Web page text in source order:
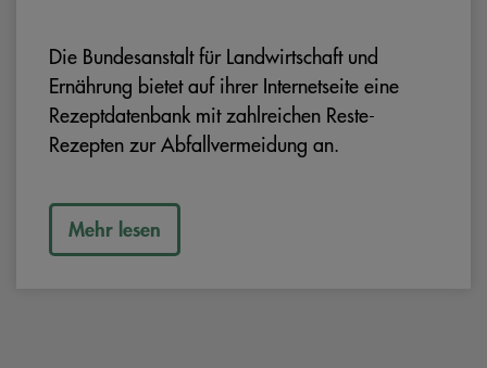
Die Bundesanstalt für Landwirtschaft und
Ernährung bietet auf ihrer Internetseite eine
Rezeptdatenbank mit zahlreichen Reste-
Rezepten zur Abfallvermeidung an.
Mehr lesen